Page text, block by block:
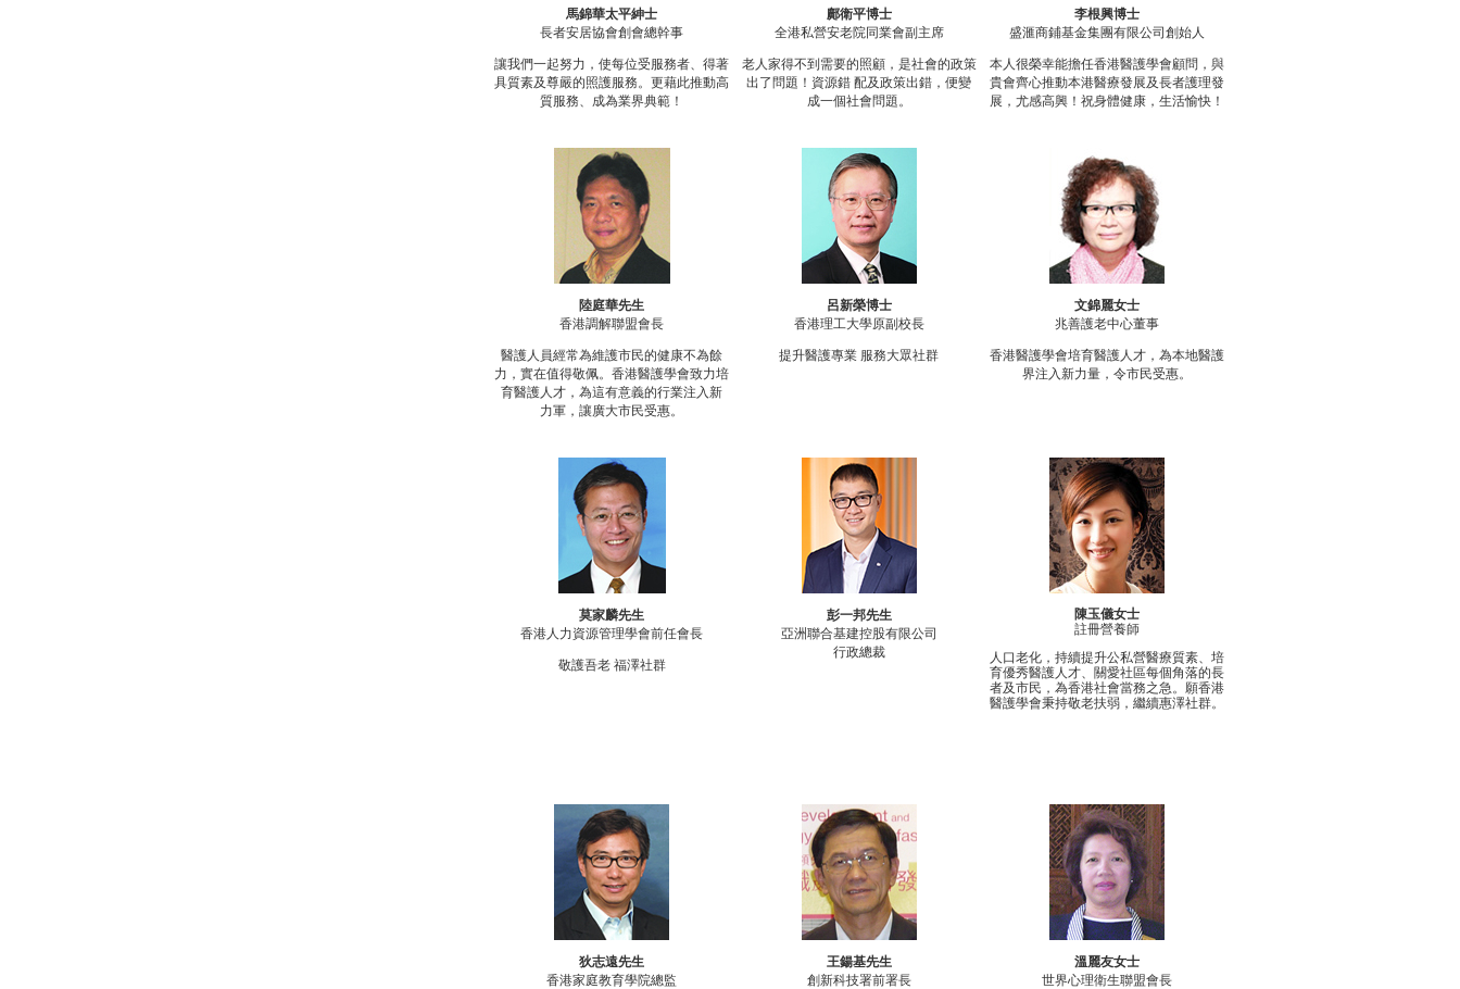
馬錦華太平紳士
長者安居協會創會總幹事
讓我們一起努力，使每位受服務者、得著
具質素及尊嚴的照護服務。更藉此推動高
質服務、成為業界典範！
鄺衛平博士
全港私營安老院同業會副主席
老人家得不到需要的照顧，是社會的政策
出了問題！資源錯 配及政策出錯，便變
成一個社會問題。
李根興博士
盛滙商鋪基金集團有限公司創始人
本人很榮幸能擔任香港醫護學會顧問，與
貴會齊心推動本港醫療發展及長者護理發
展，尤感高興！祝身體健康，生活愉快！
陸庭華先生
香港調解聯盟會長
醫護人員經常為維護市民的健康不為餘
力，實在值得敬佩。香港醫護學會致力培
育醫護人才，為這有意義的行業注入新
力軍，讓廣大市民受惠。
呂新榮博士
香港理工大學原副校長
提升醫護專業 服務大眾社群
文錦麗女士
兆善護老中心董事
香港醫護學會培育醫護人才，為本地醫護
界注入新力量，令市民受惠。
莫家麟先生
香港人力資源管理學會前任會長
敬護吾老 福澤社群
彭一邦先生
亞洲聯合基建控股有限公司
行政總裁
陳玉儀女士
註冊營養師
人口老化，持續提升公私營醫療質素、培
育優秀醫護人才、關愛社區每個角落的長
者及市民，為香港社會當務之急。願香港
醫護學會秉持敬老扶弱，繼續惠澤社群。
狄志遠先生
香港家庭教育學院總監
王鍚基先生
創新科技署前署長
溫麗友女士
世界心理衛生聯盟會長